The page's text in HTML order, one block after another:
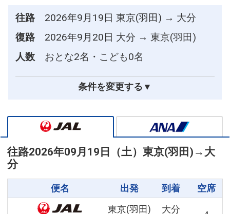
往路
2026年9月19日 東京(羽田) → 大分
復路
2026年9月20日 大分 → 東京(羽田)
人数
おとな2名・こども0名
条件を変更する▼
往路2026年09月19日（土） 東京(羽田) → 大
分
便名 出発 到着 空席
東京(羽田)
大分